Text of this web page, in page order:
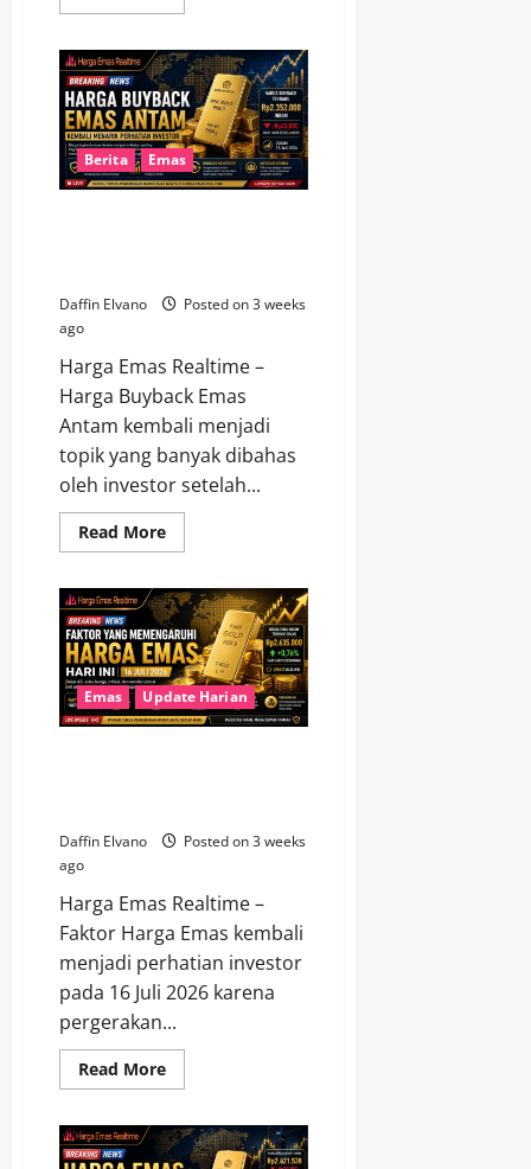
more
Emas
Hari
Ini
17
Juli
2026,
Investor
Menanti
Arah
Berita Emas
Daffin Elvano
Posted on 3 weeks
ago
Harga Emas Realtime –
Harga Buyback Emas
Antam kembali menjadi
topik yang banyak dibahas
oleh investor setelah...
Read MoreRead
more
Buyback
Emas
Antam
Kembali
Menarik
Perhatian
Investor
Emas Update Harian
Daffin Elvano
Posted on 3 weeks
ago
Harga Emas Realtime –
Faktor Harga Emas kembali
menjadi perhatian investor
pada 16 Juli 2026 karena
pergerakan...
Read MoreRead
more
yang
Memengaruhi